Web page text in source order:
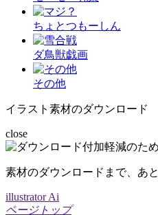
ちょとつもーしん
ダ鳥獣戯画
その他
イラスト素材のダウンロード
close
素材のダウンロードまで、あと
illustrator Ai
ページトップ